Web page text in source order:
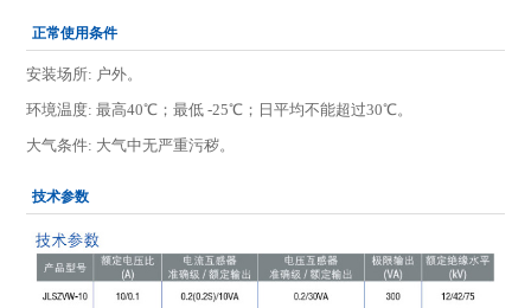
正常使用条件
安装场所: 户外。
环境温度: 最高40℃；最低 -25℃；日平均不能超过30℃。
大气条件: 大气中无严重污秽。
技术参数